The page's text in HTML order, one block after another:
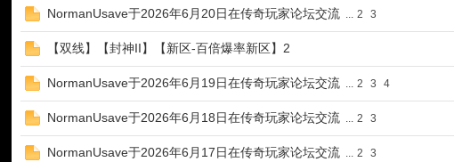
NormanUsave于2026年6月20日在传奇玩家论坛交流 ... 2 3
【双线】【封神II】【新区-百倍爆率新区】2
NormanUsave于2026年6月19日在传奇玩家论坛交流 ... 2 3 4
NormanUsave于2026年6月18日在传奇玩家论坛交流 ... 2 3
NormanUsave于2026年6月17日在传奇玩家论坛交流 ... 2 3